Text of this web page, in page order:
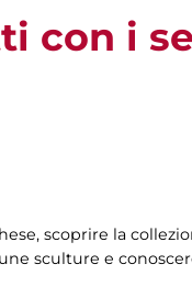
con i
scoprire la
sculture e